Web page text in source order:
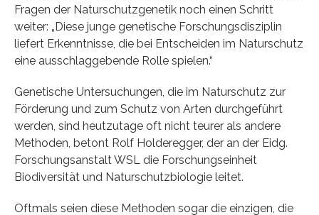
Fragen der Naturschutzgenetik noch einen Schritt
weiter: „Diese junge genetische Forschungsdisziplin
liefert Erkenntnisse, die bei Entscheiden im Naturschutz
eine ausschlaggebende Rolle spielen.“
Genetische Untersuchungen, die im Naturschutz zur
Förderung und zum Schutz von Arten durchgeführt
werden, sind heutzutage oft nicht teurer als andere
Methoden, betont Rolf Holderegger, der an der Eidg.
Forschungsanstalt WSL die Forschungseinheit
Biodiversität und Naturschutzbiologie leitet.
Oftmals seien diese Methoden sogar die einzigen, die